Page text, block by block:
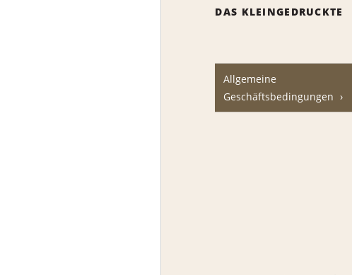
DAS KLEINGEDRUCKTE
Allgemeine
Geschäftsbedingungen